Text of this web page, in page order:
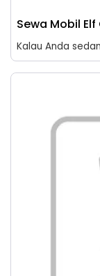
Sewa Mobil
Kalau Anda